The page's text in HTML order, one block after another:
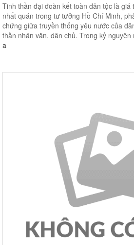
Tinh thần đại đoàn kết toàn dân tộc là giá
nhất quán trong tư tưởng Hồ Chí Minh,
chứng giữa truyền thống yêu nước của
thần nhân văn, dân chủ. Trong kỷ nguyên
a